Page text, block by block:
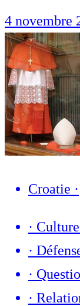
4 novembre
Croatie ·
·
·
·
·